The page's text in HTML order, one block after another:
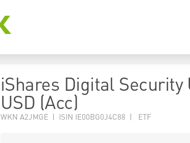
iShares Digital Security
USD (Acc)
WKN A2JMGE | ISIN IE00BG0J4C88 | ETF